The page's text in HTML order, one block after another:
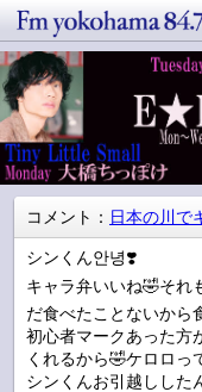
コメント： 日本の川で
シンくん안녕❣️
キャラ弁いいね🤣それ
だ食べたことないから
初心者マークあった方
くれるから🤣ケロロ
シンくんお引越しした